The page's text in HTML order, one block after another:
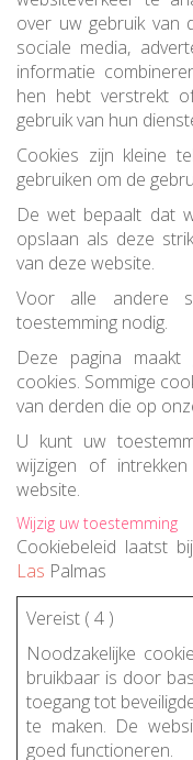
over uw gebruik van
sociale media,
informatie
hen hebt verstrekt
gebruik van hun
Cookies zijn kleine
gebruiken om de
De wet bepaalt dat
opslaan als deze
van deze website.
Voor alle andere
toestemming nodig.
Deze pagina maakt
cookies. Sommige
van derden die op
U kunt uw
wijzigen of
website.
Wijzig uw toestemming
Cookiebeleid laatst
Las Palmas
Vereist ( 4 )
Noodzakelijke
bruikbaar is door
toegang tot
te maken. De
goed functioneren.